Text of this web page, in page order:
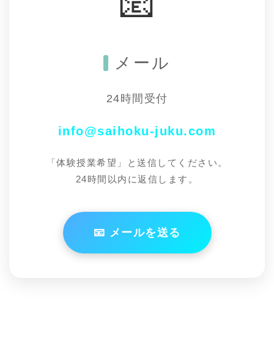
メール
24時間受付
info@saihoku-juku.com
「体験授業希望」と送信してください。
24時間以内に返信します。
📧 メールを送る